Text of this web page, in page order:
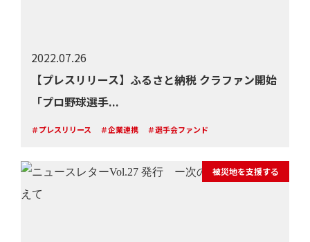
2022.07.26
【プレスリリース】ふるさと納税 クラファン開始
「プロ野球選手...
＃プレスリリース ＃企業連携 ＃選手会ファンド
被災地を支援する